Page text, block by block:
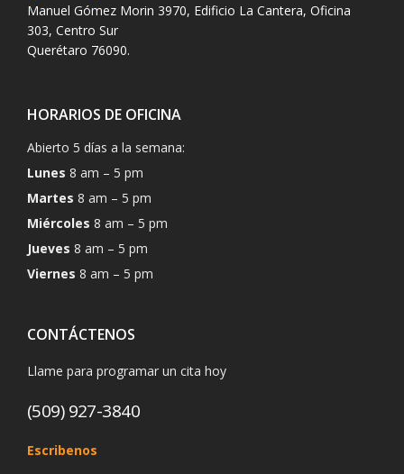
Manuel Gómez Morin 3970, Edificio La Cantera, Oficina
303, Centro Sur
Querétaro 76090.
HORARIOS DE OFICINA
Abierto 5 días a la semana:
Lunes 8 am – 5 pm
Martes 8 am – 5 pm
Miércoles 8 am – 5 pm
Jueves 8 am – 5 pm
Viernes 8 am – 5 pm
CONTÁCTENOS
Llame para programar un cita hoy
(509) 927-3840
Escribenos